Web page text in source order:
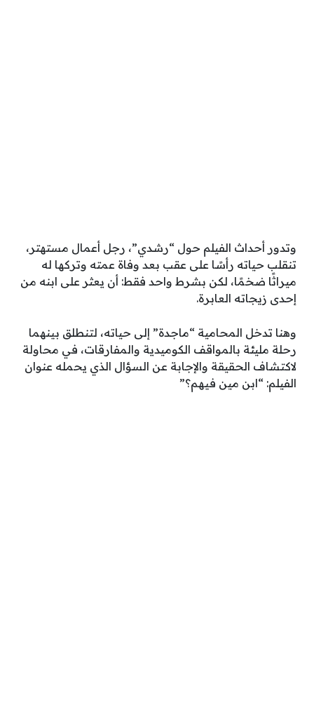
وتدور أحداث الفيلم حول “رشدي”، رجل أعمال مستهتر،
تنقلب حياته رأسًا على عقب بعد وفاة عمته وتركها له
ميراثًا ضخمًا، لكن بشرط واحد فقط: أن يعثر على ابنه من
إحدى زيجاته العابرة.
وهنا تدخل المحامية “ماجدة” إلى حياته، لتنطلق بينهما
رحلة مليئة بالمواقف الكوميدية والمفارقات، في محاولة
لاكتشاف الحقيقة والإجابة عن السؤال الذي يحمله عنوان
الفيلم: “ابن مين فيهم؟”